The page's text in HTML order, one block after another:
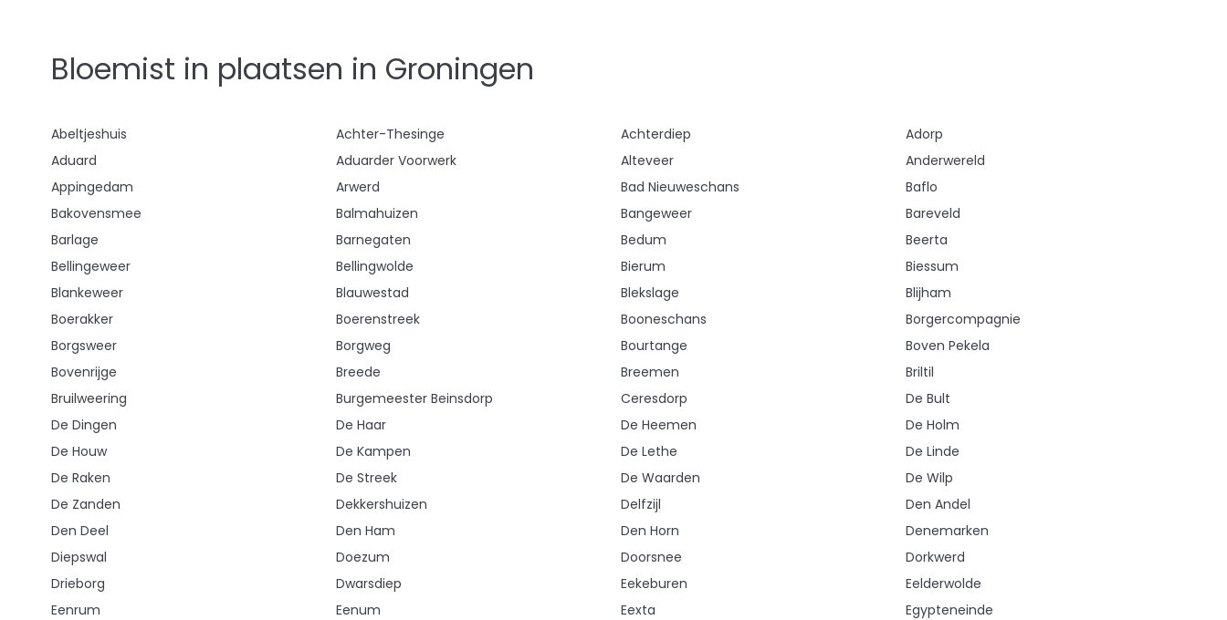
Bloemist in plaatsen in Groningen
Abeltjeshuis Achter-Thesinge Achterdiep
Adorp
Aduard
Aduarder Voorwerk Alteveer
Anderwereld
Appingedam
Arwerd Bad Nieuweschans
Baflo
Bakovensmee
Balmahuizen Bangeweer
Bareveld
Barlage
Barnegaten Bedum
Beerta
Bellingeweer
Bellingwolde Bierum
Biessum
Blankeweer
Blauwestad Blekslage
Blijham
Boerakker
Boerenstreek Booneschans
Borgercompagnie
Borgsweer
Borgweg Bourtange
Boven Pekela
Bovenrijge
Breede Breemen
Briltil
Bruilweering
Burgemeester Beinsdorp Ceresdorp
De Bult
De Dingen
De Haar De Heemen
De Holm
De Houw
De Kampen De Lethe
De Linde
De Raken
De Streek De Waarden
De Wilp
De Zanden
Dekkershuizen Delfzijl
Den Andel
Den Deel
Den Ham Den Horn
Denemarken
Diepswal
Doezum Doorsnee
Dorkwerd
Drieborg
Dwarsdiep Eekeburen
Eelderwolde
Eenrum
Eenum Eexta
Egypteneinde